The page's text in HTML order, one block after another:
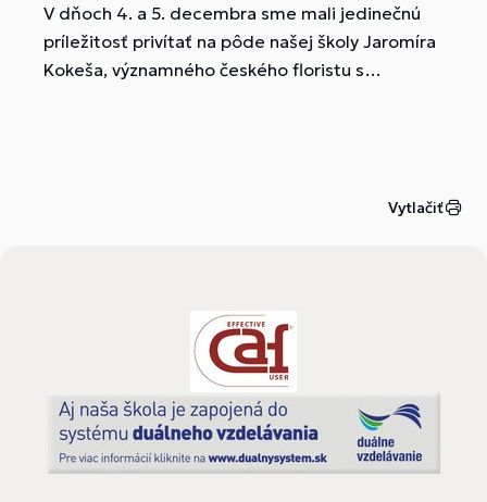
V dňoch 4. a 5. decembra sme mali jedinečnú
príležitosť privítať na pôde našej školy Jaromíra
Kokeša, významného českého floristu s
Vytlačiť